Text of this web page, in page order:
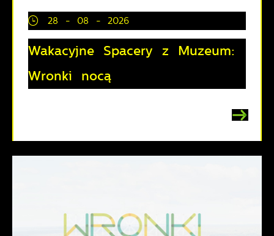
28 - 08 - 2026
Wakacyjne Spacery z Muzeum:
Wronki nocą